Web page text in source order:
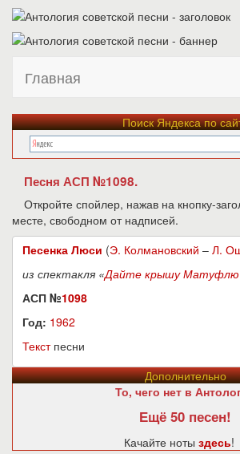
Главная
Поиск Яндекса по
Песня АСП №1098.
Откройте спойлер, нажав на кнопку-
месте, свободном от надписей.
Песенка Люси (Э. Колмановский – Л.
из спектакля «Дайте крышу Матуфлю
АСП №1098
Год: 1962
Текстпесни
Дополнительно
То, чего нет в
Ещё 50 песен!
Качайте ноты здесь!